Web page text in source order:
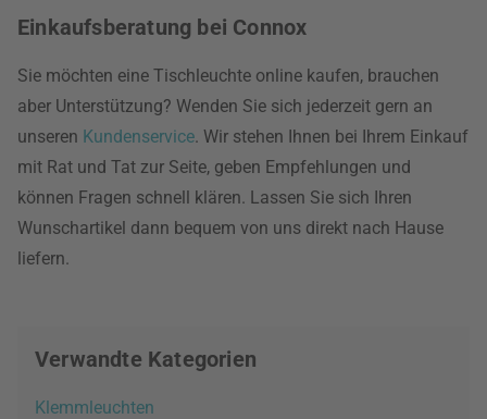
Einkaufsberatung bei Connox
Sie möchten eine Tischleuchte online kaufen, brauchen
aber Unterstützung? Wenden Sie sich jederzeit gern an
unseren Kundenservice. Wir stehen Ihnen bei Ihrem Einkauf
mit Rat und Tat zur Seite, geben Empfehlungen und
können Fragen schnell klären. Lassen Sie sich Ihren
Wunschartikel dann bequem von uns direkt nach Hause
liefern.
Verwandte Kategorien
Klemmleuchten